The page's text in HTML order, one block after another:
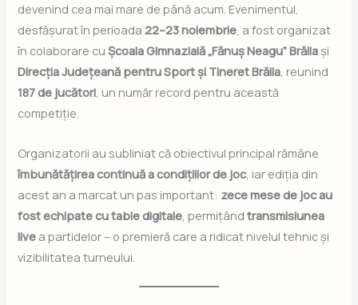
devenind cea mai mare de până acum. Evenimentul,
desfășurat în perioada22–23 noiembrie, a fost organizat
în colaborare cuȘcoala Gimnazială „Fănuș Neagu” Brăilași
Direcția Județeană pentru Sport și Tineret Brăila, reunind
187 de jucători, un număr record pentru această
competiție.
Organizatorii au subliniat că obiectivul principal rămâne
îmbunătățirea continuă a condițiilor de joc, iar ediția din
acest an a marcat un pas important: zece mese de joc au
fost echipate cu table digitale , permițândtransmisiunea
live a partidelor – o premieră care a ridicat nivelul tehnic și
vizibilitatea turneului.